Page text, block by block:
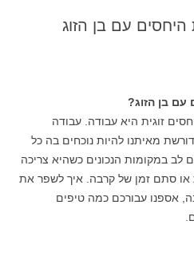
עם בן הזוג
בן הזוג?
זוגית היא עבודה. עבודה
מאיתנו להיות נוכחים בה כל
לב במקומות הנכונים כשהיא צריכה
או סתם זמן של קרבה. איך לשפר את
אספנו עבורכם כמה טיפים